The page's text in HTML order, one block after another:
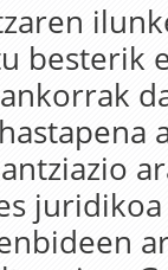
besterik